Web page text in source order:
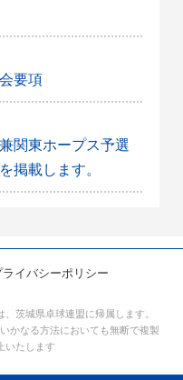
要項
関東ホープス予選
掲載します。
イバシーポリシー
茨城県卓球連盟に帰属します。
かなる方法においても無断で複製
いたします